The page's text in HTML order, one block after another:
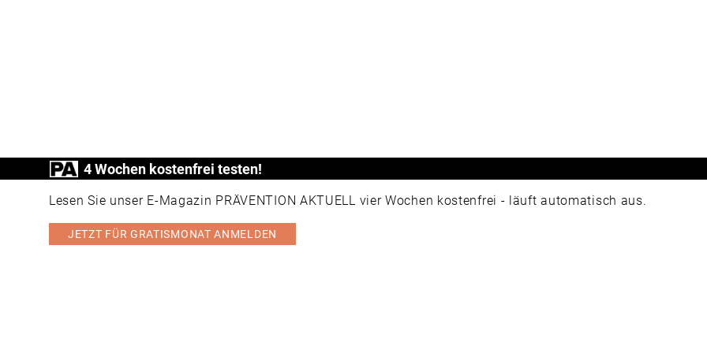
4 Wochen kostenfrei testen!
Lesen Sie unser E-Magazin PRÄVENTION AKTUELL vier Wochen kostenfrei - läuft automatisch aus.
JETZT FÜR GRATISMONAT ANMELDEN